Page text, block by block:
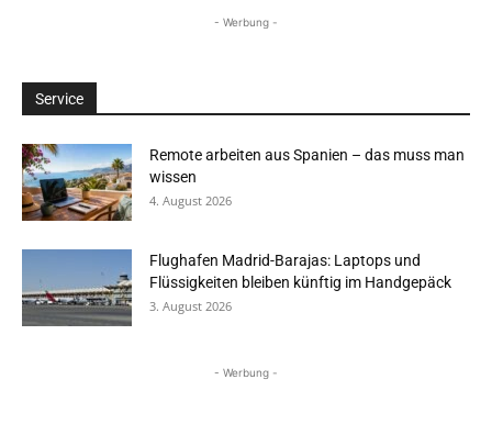
- Werbung -
Service
Remote arbeiten aus Spanien – das muss man
wissen
4. August 2026
Flughafen Madrid-Barajas: Laptops und
Flüssigkeiten bleiben künftig im Handgepäck
3. August 2026
- Werbung -